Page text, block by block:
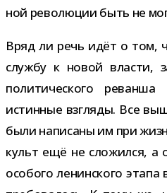
ной рево­лю­ции быть не
Вряд ли речь идёт о том,
службу к новой вла­сти,
поли­ти­че­ского реванша
истин­ные взгляды. Все
были напи­саны им при
культ ещё не сло­жился, а
осо­бого ленин­ского